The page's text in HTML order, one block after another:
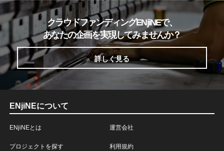
クラウドファンディングENjiNEで、
あなたの企画を実現してみませんか？
詳しく見る
ENjiNEについて
ENjiNEとは
プロジェクトを探す
運営会社
利用規約